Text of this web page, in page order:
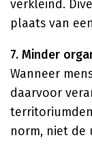
verkleind.
plaats van
7. Minder
Wanneer
daarvoor
norm, niet de